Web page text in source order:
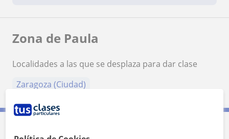
Zona de Paula
Localidades a las que se desplaza para dar clase
Zaragoza (Ciudad)